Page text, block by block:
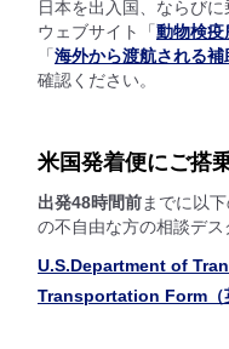
日本を出入国、ならび
ウェブサイト「 動物検疫
「 海外から渡航される
確認ください。
米国発着便にご搭
出発48時間前までに以
の不自由な方の相談デス
U.S.Department of
Transportation Form（